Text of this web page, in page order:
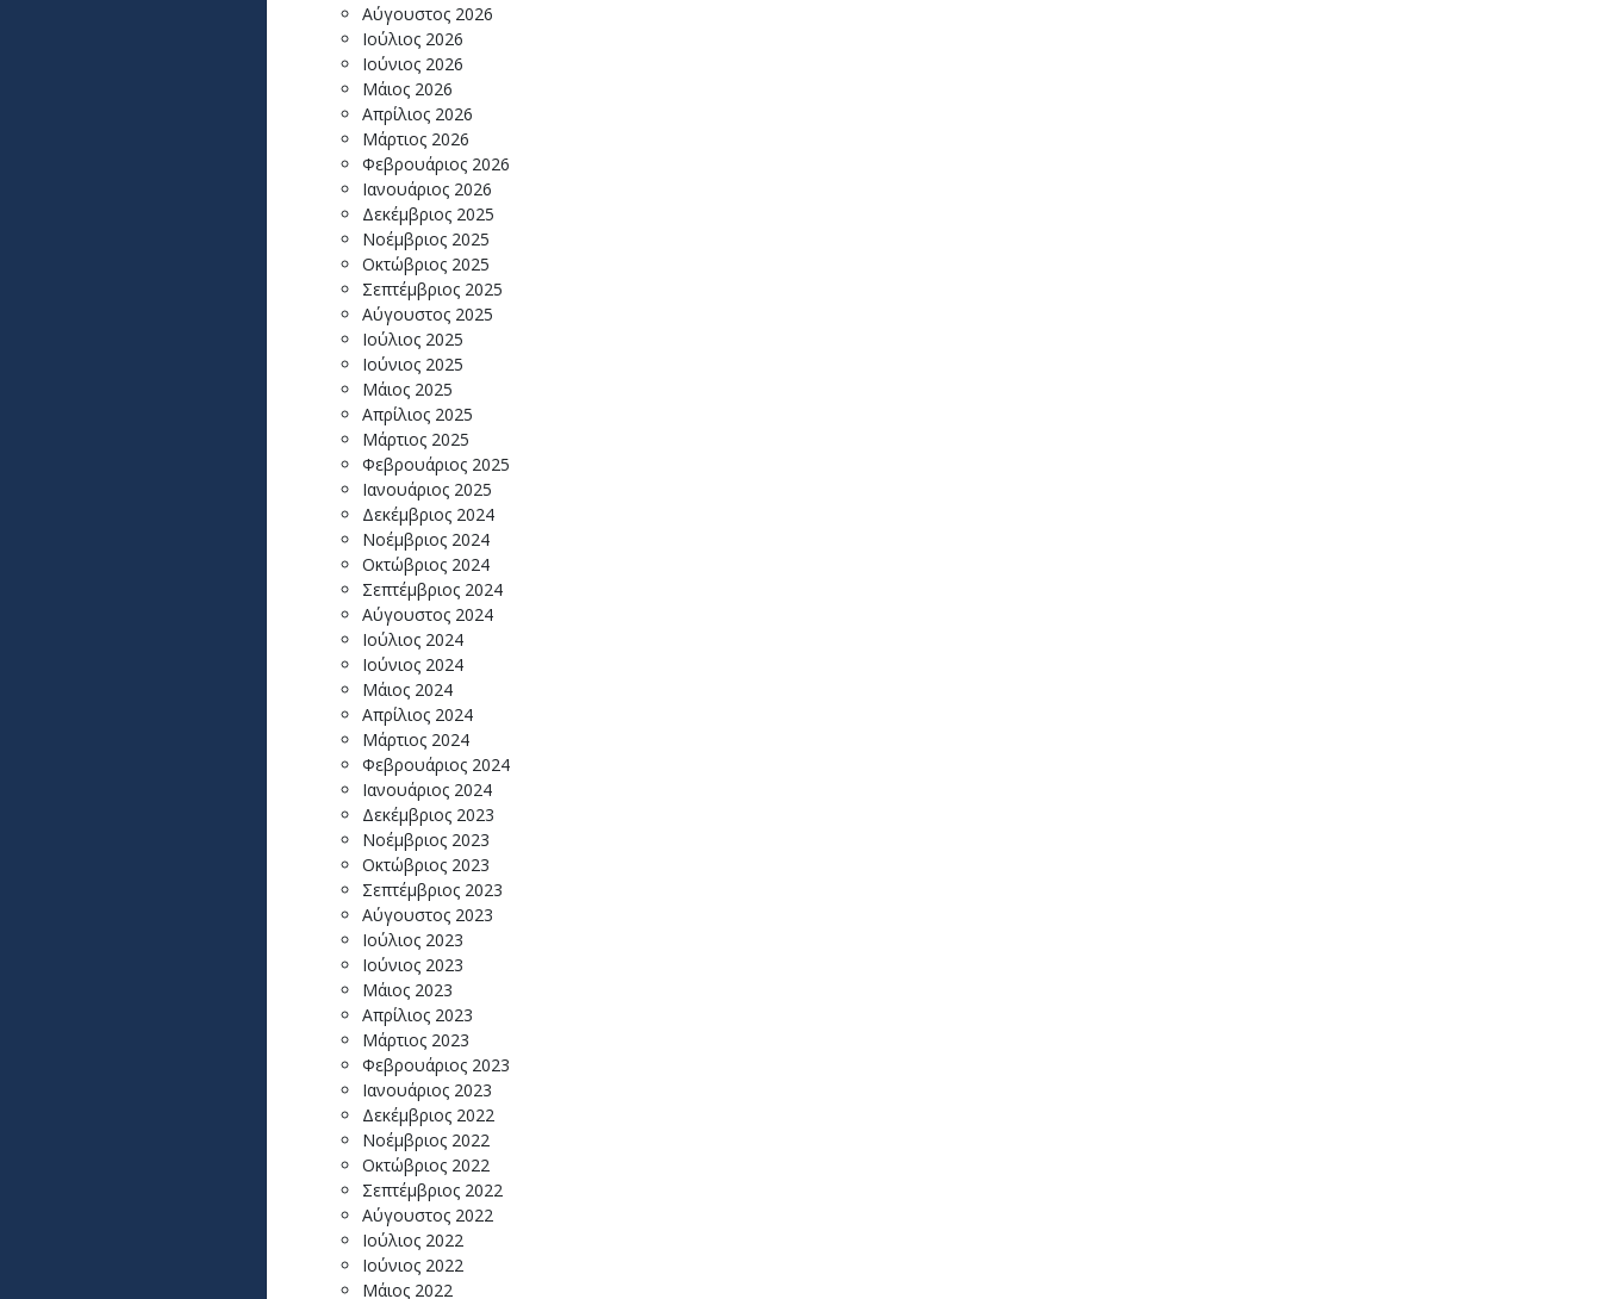
Αύγουστος 2026
Ιούλιος 2026
Ιούνιος 2026
Μάιος 2026
Απρίλιος 2026
Μάρτιος 2026
Φεβρουάριος 2026
Ιανουάριος 2026
Δεκέμβριος 2025
Νοέμβριος 2025
Οκτώβριος 2025
Σεπτέμβριος 2025
Αύγουστος 2025
Ιούλιος 2025
Ιούνιος 2025
Μάιος 2025
Απρίλιος 2025
Μάρτιος 2025
Φεβρουάριος 2025
Ιανουάριος 2025
Δεκέμβριος 2024
Νοέμβριος 2024
Οκτώβριος 2024
Σεπτέμβριος 2024
Αύγουστος 2024
Ιούλιος 2024
Ιούνιος 2024
Μάιος 2024
Απρίλιος 2024
Μάρτιος 2024
Φεβρουάριος 2024
Ιανουάριος 2024
Δεκέμβριος 2023
Νοέμβριος 2023
Οκτώβριος 2023
Σεπτέμβριος 2023
Αύγουστος 2023
Ιούλιος 2023
Ιούνιος 2023
Μάιος 2023
Απρίλιος 2023
Μάρτιος 2023
Φεβρουάριος 2023
Ιανουάριος 2023
Δεκέμβριος 2022
Νοέμβριος 2022
Οκτώβριος 2022
Σεπτέμβριος 2022
Αύγουστος 2022
Ιούλιος 2022
Ιούνιος 2022
Μάιος 2022